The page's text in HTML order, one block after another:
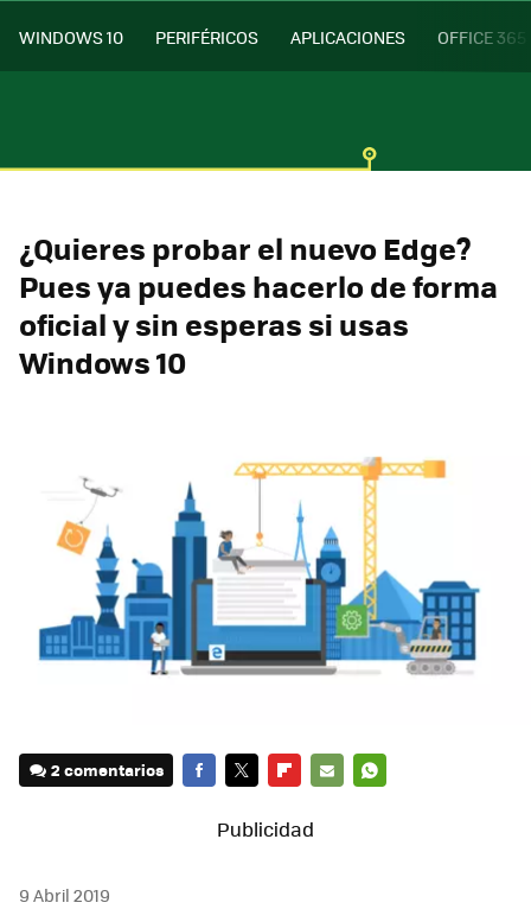
WINDOWS 10 PERIFÉRICOS APLICACIONES OFFICE 365
¿Quieres probar el nuevo Edge?
Pues ya puedes hacerlo de forma
oficial y sin esperas si usas
Windows 10
2 comentarios
MAIL
9 Abril 2019